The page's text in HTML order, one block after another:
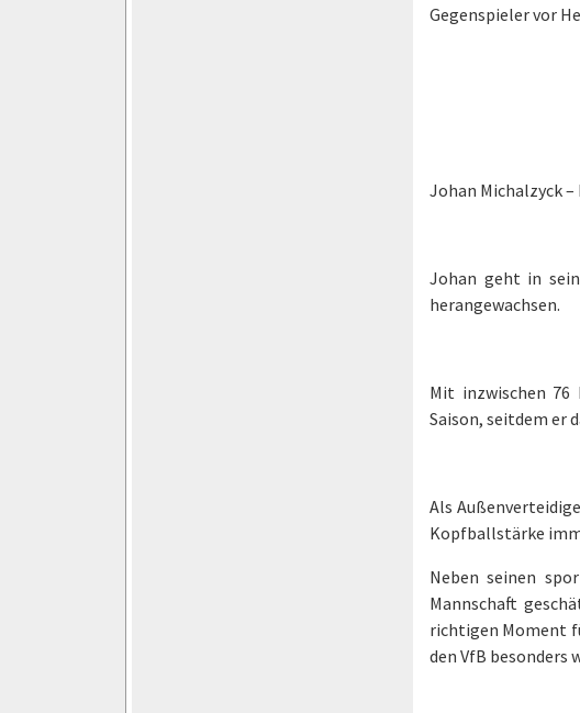
Gegenspieler vor
Johan Michalzyck
Johan geht in
herangewachsen.
Mit inzwischen
Saison, seitdem er
Als
Kopfballstärke
Neben seinen
Mannschaft
richtigen Moment
den VfB besonders